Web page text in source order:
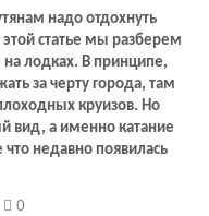
надо отдохнуть
статье мы разберем
лодках. В принципе,
за черту города, там
круизов. Но
вид, а именно катание
недавно появилась
0